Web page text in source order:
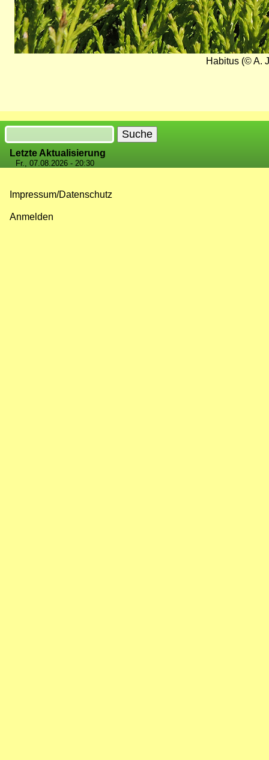
Habitus (© A.
Suche
Letzte Aktualisierung
Fr., 07.08.2026 - 20:30
Impressum/Datenschutz
Anmelden